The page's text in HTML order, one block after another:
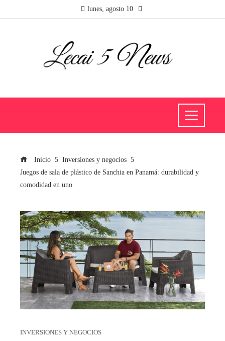
lunes, agosto 10
Inicio
Inversiones y negocios
Juegos de sala de plástico de Sanchia en Panamá: durabilidad y
comodidad en uno
INVERSIONES Y NEGOCIOS